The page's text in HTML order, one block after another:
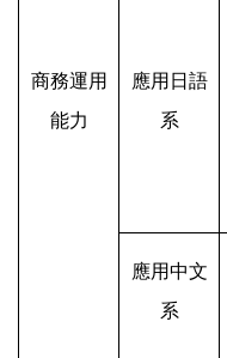
商務運用
能力
應用日語
系
應用中文
系